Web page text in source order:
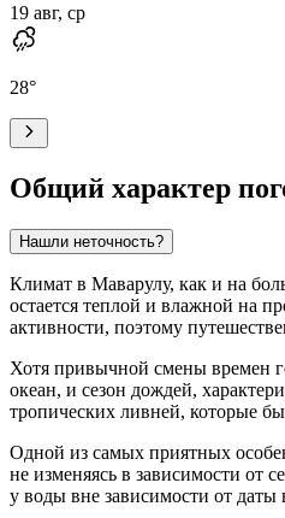
19 авг, ср
28°
Общий характер
Нашли неточность?
Климат в Маварулу, как и на
остается теплой и влажной на
активности, поэтому
Хотя привычной смены времен
океан, и сезон дождей,
тропических ливней, которые
Одной из самых приятных
не изменяясь в зависимости от
у воды вне зависимости от даты